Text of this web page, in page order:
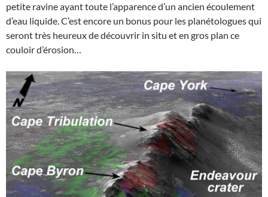
petite ravine ayant toute l’apparence d’un ancien écoulement
d’eau liquide. C’est encore un bonus pour les planétologues qui
seront très heureux de découvrir in situ et en gros plan ce
couloir d’érosion…